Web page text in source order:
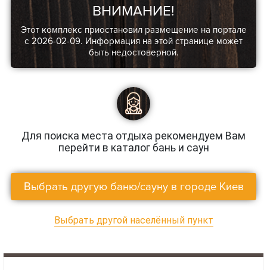
ВНИМАНИЕ!
Этот комплекс приостановил размещение на портале
с 2026-02-09. Информация на этой странице может
быть недостоверной.
Для поиска места отдыха рекомендуем Вам
перейти в каталог бань и саун
Выбрать другую баню/сауну в городе Киев
Выбрать другой населённый пункт